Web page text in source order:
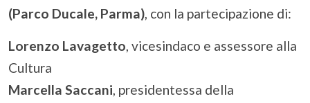
(Parco Ducale, Parma), con la partecipazione di:
Lorenzo Lavagetto, vicesindaco e assessore alla
Cultura
Marcella Saccani, presidentessa della